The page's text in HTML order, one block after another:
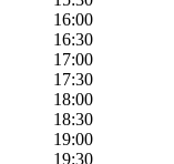
16:00
16:30
17:00
17:30
18:00
18:30
19:00
19:30